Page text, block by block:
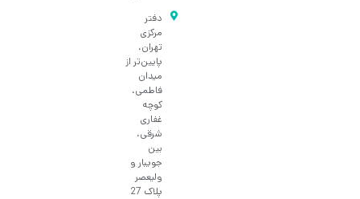
دفتر
مرکزی
تهران،
پایین‌تر از
میدان
فاطمی،
کوچه
غفاری
شرقی،
بین
جویبار و
ولیعصر
پلاک 27